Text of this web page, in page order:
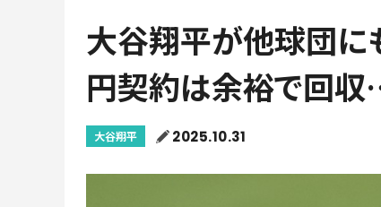
大谷翔平が他球団
円契約は余裕で回
大谷翔平 2025.10.31